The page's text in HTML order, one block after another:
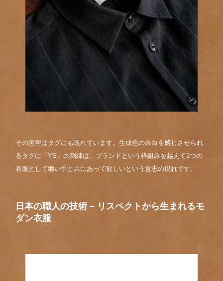
その哲学はタグにも現れています。生成色の余白を感じさせられ
るタグに「YS」の刺繍は、ブランドという枠組みを越えて1つの
衣服として纏い手と共にあって欲しいという意志の現れです。
日本の職人の技術 – リスペクトから生まれるモ
ダン衣服